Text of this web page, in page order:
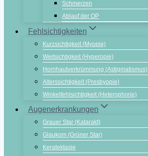
Schmerzen
Ablauf der OP
Fehlsichtigkeiten
Kurzsichtigkeit (Myopie)
Weitsichtigkeit (Hyperopie)
Hornhautverkrümmung (Astigmatismus)
Alterssichtigkeit (Presbyopie)
Winkelfehlsichtigkeit (Heterophorie)
Augenerkrankungen
Grauer Star (Katarakt)
Glaukom (Grüner Star)
Keratektasie